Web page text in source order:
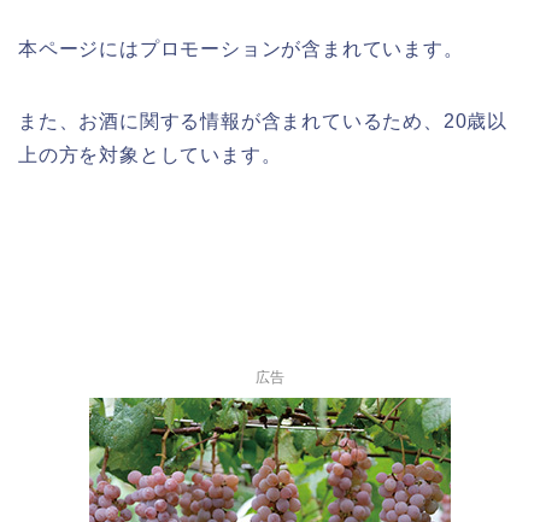
本ページにはプロモーションが含まれてい ます。
また、お酒に関する情報が含まれているため、20歳以
上の方を対象としています。
広告